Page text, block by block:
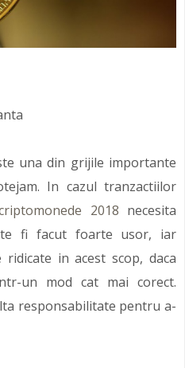
una din grijile importante
In cazul tranzactiilor
2018 necesita
fi facut foarte usor, iar
in acest scop, daca
un mod cat mai corect.
responsabilitate pentru a-